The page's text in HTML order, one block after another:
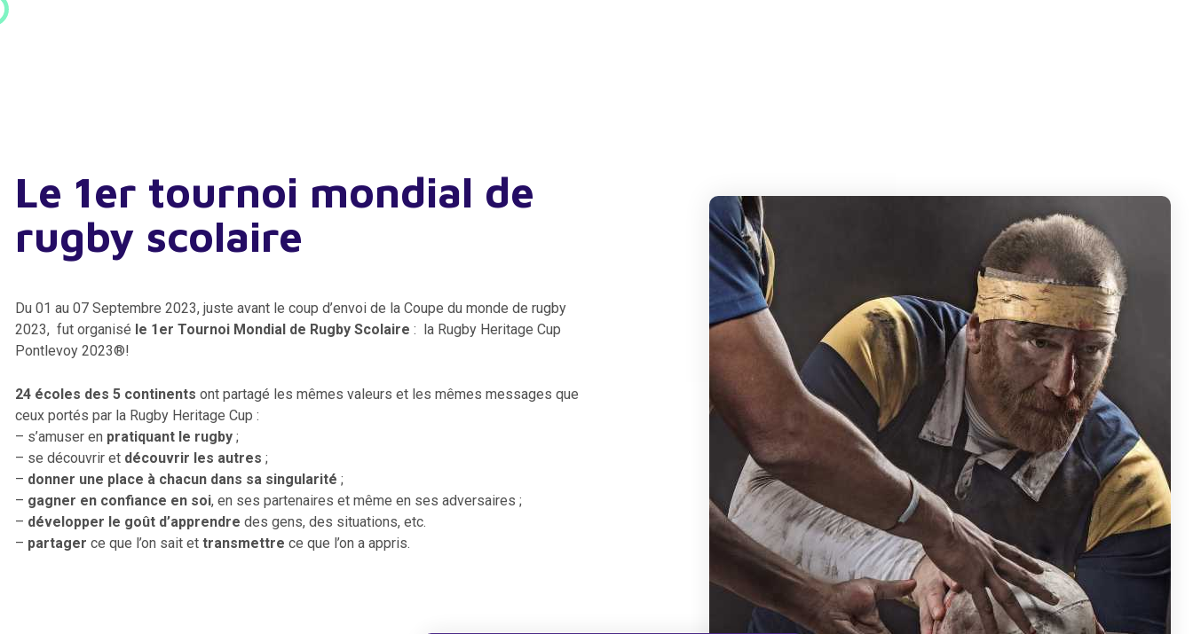
Le 1er tournoi mondial de
rugby scolaire
Du 01 au 07 Septembre 2023, juste avant le coup d’envoi de la Coupe du monde de rugby
2023, fut organisé le 1er Tournoi Mondial de Rugby Scolaire : la Rugby Heritage Cup
Pontlevoy 2023®!
24 écoles des 5 continents ont partagé les mêmes valeurs et les mêmes messages que
ceux portés par la Rugby Heritage Cup :
– s’amuser en pratiquant le rugby ;
– se découvrir et découvrir les autres ;
– donner une place à chacun dans sa singularité ;
– gagner en confiance en soi, en ses partenaires et même en ses adversaires ;
– développer le goût d’apprendre des gens, des situations, etc.
– partager ce que l’on sait et transmettre ce que l’on a appris.